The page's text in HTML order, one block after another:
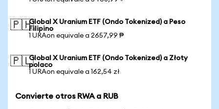
🇵🇭Global X Uranium ETF (Ondo Tokenized) a Peso
Filipino
1 URAon equivale a 2657,99 ₱
🇵🇱Global X Uranium ETF (Ondo Tokenized) a Złoty
polaco
1 URAon equivale a 162,54 zł
Convierte otros RWA a RUB